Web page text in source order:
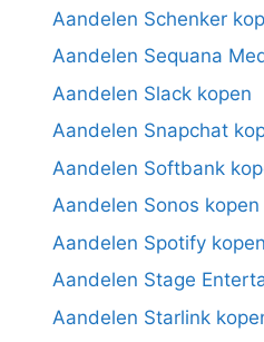
Aandelen Schenker
Aandelen Sequana
Aandelen Slack kopen
Aandelen Snapchat
Aandelen Softbank
Aandelen Sonos kopen
Aandelen Spotify kopen
Aandelen Stage
Aandelen Starlink